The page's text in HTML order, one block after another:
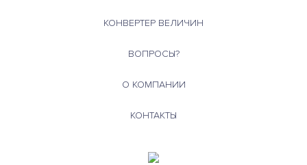
КОНВЕРТЕР ВЕЛИЧИН
ВОПРОСЫ?
О КОМПАНИИ
КОНТАКТЫ